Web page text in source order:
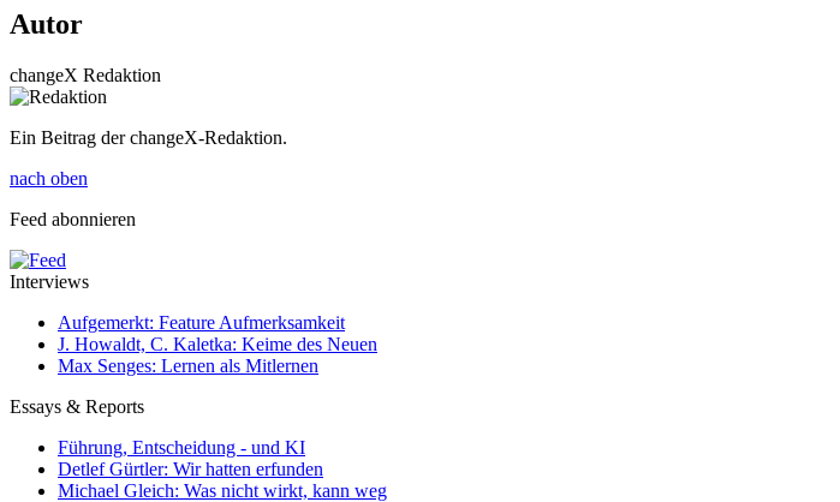
Autor
changeX Redaktion
Ein Beitrag der changeX-Redaktion.
nach oben
Feed abonnieren
Interviews
Aufgemerkt: Feature Aufmerksamkeit
J. Howaldt, C. Kaletka: Keime des Neuen
Max Senges: Lernen als Mitlernen
Essays & Reports
Führung, Entscheidung - und KI
Detlef Gürtler: Wir hatten erfunden
Michael Gleich: Was nicht wirkt, kann weg